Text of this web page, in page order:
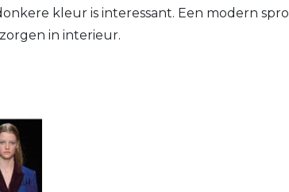
kleur is interessant. Een modern
in interieur.